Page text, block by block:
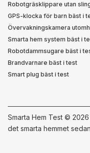
Robotgräsklippare utan
GPS-klocka för barn bäst i
Övervakningskamera
Smarta hem system bäst i
Robotdammsugare bäst i
Brandvarnare bäst i test
Smart plug bäst i test
Smarta Hem Test ©
det smarta hemmet